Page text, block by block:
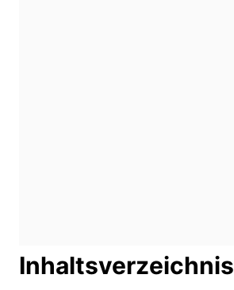
Inhaltsverzeichnis